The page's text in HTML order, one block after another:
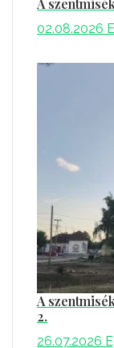
A
02.08.2026
A
2.
26.07.2026